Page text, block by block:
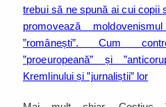
trebui să ne spună ai cui copii
promovează
”românești”. Cum
”proeuropeană” și
Kremlinului și ”jurnaliștii” lor